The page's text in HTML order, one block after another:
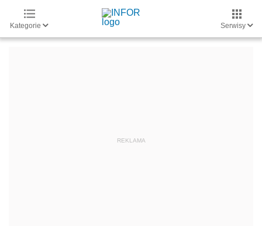
Kategorie Serwisy